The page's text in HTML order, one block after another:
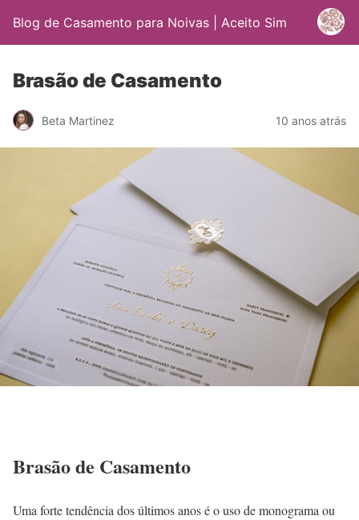
Blog de Casamento para Noivas | Aceito Sim
Brasão de Casamento
Beta Martinez 10 anos atrás
Brasão de Casamento
Uma forte tendência dos últimos anos é o uso de monograma ou